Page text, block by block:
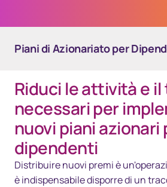
Piani di Azionariato per
Panoramica
Soluzioni
Tecnologia
Risorse
Riduci le attività e
necessari per
nuovi piani azionari
dipendenti
Distribuire nuovi premi è
è indispensabile disporre di un